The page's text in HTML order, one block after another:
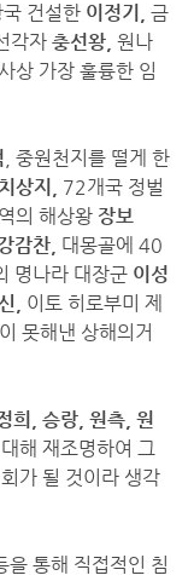
건설한 이정기, 금
각자 충선왕, 원나
상 가장 훌륭한 임
, 중원천지를 떨게 한
상지,
72개국 정벌
의 해상왕 장보
감찬, 대몽골에 40
명나라 대장군 이성
, 이토 히로부미 제
못해낸 상해의거
희, 승랑, 원측, 원
해 재조명하여 그
가 될 것이라 생각
을 통해 직접적인 침